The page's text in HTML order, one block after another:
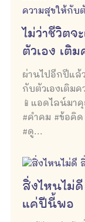
ไม่ว่าชีวิตจ
ตัวเอง เติ
ผ่านไปอีกปีแล้
กับตัวเองเติมค
📱แอดไลน์มา
#คำคม #ข้อคิด
#ดู...
สิ่งไหนไม่
แค่ปีนี้พอ